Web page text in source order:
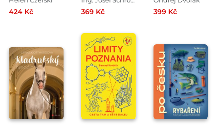
svět
424 Kč 369 Kč 399 Kč